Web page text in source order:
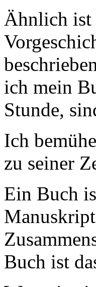
Ähnlich ist
ich mein
Stunde,
Ich
zu seiner
Ein Buch
Buch ist